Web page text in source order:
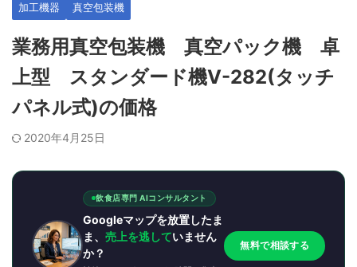
加工機器 真空包装機
業務用真空包装機 真空パック機 卓
上型 スタンダード機V-282(タッチ
パネル式)の価格
2020年4月25日
飲食店専門 AIコンサルタント
Googleマップを放置したま
ま、 売上を逃していません
か？
無料で相談する